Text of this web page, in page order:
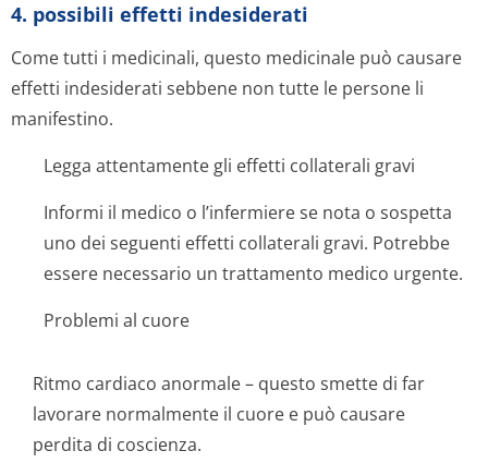
4. possibili effetti indesiderati
Come tutti i medicinali, questo medicinale può causare
effetti indesiderati sebbene non tutte le persone li
manifestino.
Legga attentamente gli effetti collaterali gravi
Informi il medico o l’infermiere se nota o sospetta
uno dei seguenti effetti collaterali gravi. Potrebbe
essere necessario un trattamento medico urgente.
Problemi al cuore
Ritmo cardiaco anormale – questo smette di far
lavorare normalmente il cuore e può causare
perdita di coscienza.